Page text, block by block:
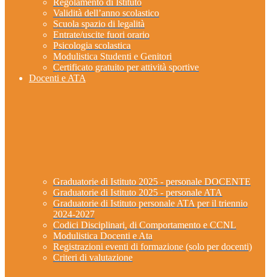
Regolamento di Istituto
Validità dell’anno scolastico
Scuola spazio di legalità
Entrate/uscite fuori orario
Psicologia scolastica
Modulistica Studenti e Genitori
Certificato gratuito per attività sportive
Docenti e ATA
Graduatorie di Istituto 2025 - personale DOCENTE
Graduatorie di Istituto 2025 - personale ATA
Graduatorie di Istituto personale ATA per il triennio
2024-2027
Codici Disciplinari, di Comportamento e CCNL
Modulistica Docenti e Ata
Registrazioni eventi di formazione (solo per docenti)
Criteri di valutazione